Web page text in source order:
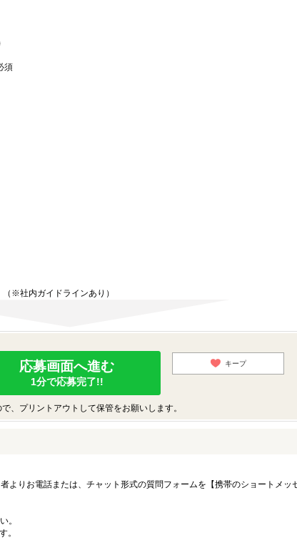
須
※社内ガイドラインあり）
応募画面へ進む
1分で応募完了!!
キープ
、プリントアウトして保管をお願いします。
よりお電話または、チャット形式の質問フォームを【携帯のショートメッ
。
。